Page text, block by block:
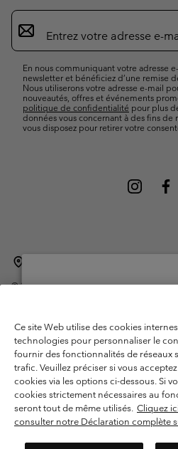
Inscription
par
e-
En nous communiquant votre adresse
newsletter et bénéficiez d’une remise
Nous utiliserons votre adresse e-mail
nouveautés, offres et événements
politique de confidentialité pour plus
données vous concernant à des fins
vous disposez pour retirer votre
©2026Columbia Sportswear
Garanties Légales
Politique de
Conditions d'utilisation - Membres
Conditions D'utilisation - Contenu généré
Cookies
Service client: Lun - sam de 9h à 13h et
Ce site Web utilise des cookies
technologies pour personnaliser le
fournir des fonctionnalités de réseaux
trafic. Veuillez préciser si vous
cookies via les options ci-dessous. Si
cookies strictement nécessaires au
seront tout de même utilisés. Cliquez
consulter notre Déclaration complète
Achats en
United States
Belgium-English
Belgium-Français